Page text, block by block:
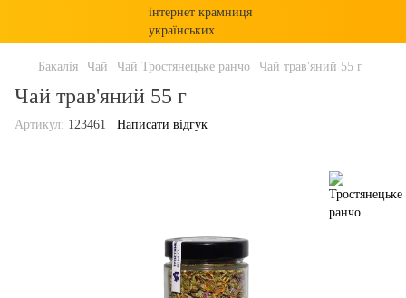
Бакалія Чай Чай Тростянецьке ранчо Чай трав'яний 55 г
Чай трав'яний 55 г
Артикул: 123461 Написати відгук